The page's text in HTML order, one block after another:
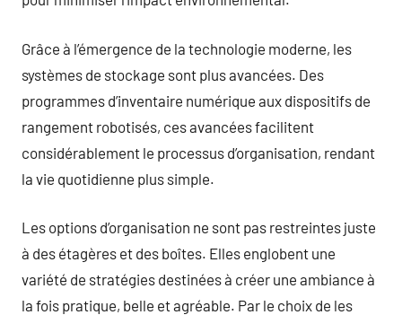
Grâce à l’émergence de la technologie moderne, les
systèmes de stockage sont plus avancées. Des
programmes d’inventaire numérique aux dispositifs de
rangement robotisés, ces avancées facilitent
considérablement le processus d’organisation, rendant
la vie quotidienne plus simple.
Les options d’organisation ne sont pas restreintes juste
à des étagères et des boîtes. Elles englobent une
variété de stratégies destinées à créer une ambiance à
la fois pratique, belle et agréable. Par le choix de les